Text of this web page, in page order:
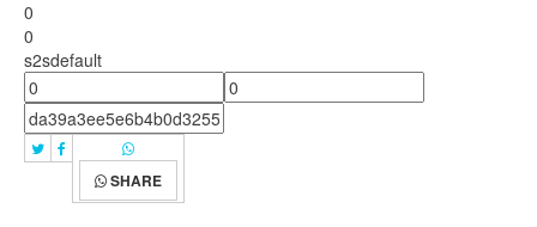
0
0
s2sdefault
SHARE